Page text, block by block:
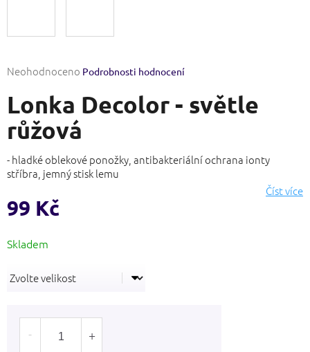
Průměrné
produktu
je
0,0
z
hvězdiček.
Neohodnoceno Podrobnosti hodnocení
Lonka Decolor - světle
růžová
- hladké oblekové ponožky, antibakteriální ochrana ionty
stříbra, jemný stisk lemu
Číst více
99 Kč
cena: